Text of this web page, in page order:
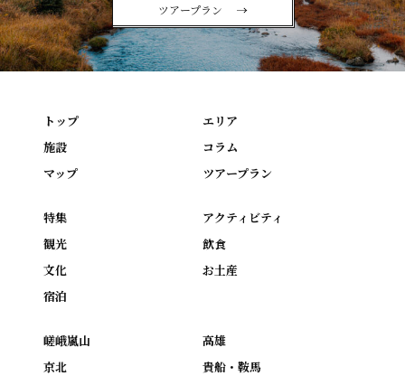
ツアープラン
トップ
エリア
施設
コラム
マップ
ツアープラン
特集
アクティビティ
観光
飲食
文化
お土産
宿泊
嵯峨嵐山
高雄
京北
貴船・鞍馬